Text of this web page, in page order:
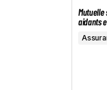
aidants